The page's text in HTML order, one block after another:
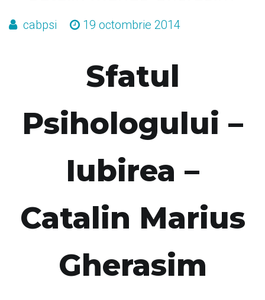
cabpsi 19 octombrie 2014
Sfatul
Psihologului –
Iubirea –
Catalin Marius
Gherasim